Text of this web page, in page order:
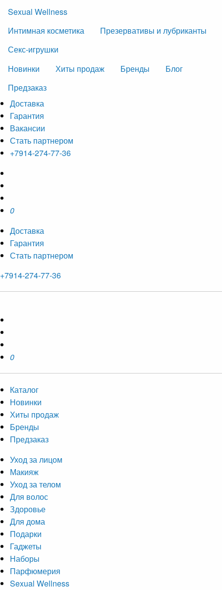
Sexual Wellness
Интимная косметика
Презервативы и лубриканты
Секс-игрушки
Новинки
Хиты продаж Бренды
Блог
Предзаказ
Доставка
Гарантия
Вакансии
Стать партнером
+7914-274-77-36
0
Доставка
Гарантия
Стать партнером
+7914-274-77-36
0
Каталог
Новинки
Хиты продаж
Бренды
Предзаказ
Уход за лицом
Макияж
Уход за телом
Для волос
Здоровье
Для дома
Подарки
Гаджеты
Наборы
Парфюмерия
Sexual Wellness